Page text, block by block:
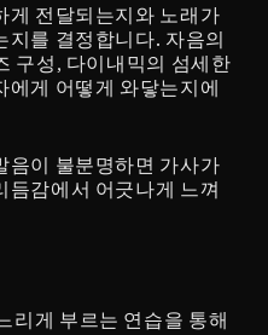
게 전달되는지와 노래가
지를 결정합니다. 자음의
구성, 다이내믹의 섬세한
에게 어떻게 와닿는지에
음이 불분명하면 가사가
듬감에서 어긋나게 느껴
리게 부르는 연습을 통해